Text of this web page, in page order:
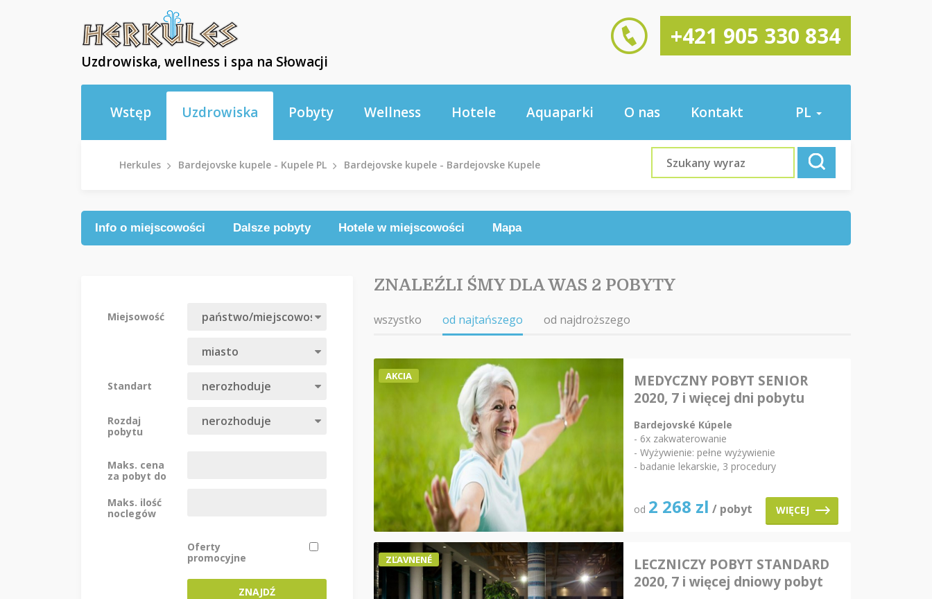
Uzdrowiska, wellness i spa na Słowacji
+421 905 330 834
Wstęp Uzdrowiska Pobyty Wellness Hotele Aquaparki O nas Kontakt PL
Herkules Bardejovske kupele - Kupele PL Bardejovske kupele - Bardejovske Kupele
Info o miejscowości Dalsze pobyty Hotele w miejscowości Mapa
Miejsowość
Standart
Rozdaj
pobytu
Maks. cena
za pobyt do
Maks. ilość
noclegów
Oferty
promocyjne
ZNAJDŹ
ZNALEŹLI ŚMY DLA WAS 2 POBYTY
wszystko od najtańszego od najdroższego
AKCIA
MEDYCZNY POBYT SENIOR
2020, 7 i więcej dni pobytu
Bardejovské Kúpele
- 6x zakwaterowanie
- Wyżywienie: pełne wyżywienie
- badanie lekarskie, 3 procedury
od 2 268 zl / pobyt WIĘCEJ
ZĽAVNENÉ
LECZNICZY POBYT STANDARD
2020, 7 i więcej dniowy pobyt